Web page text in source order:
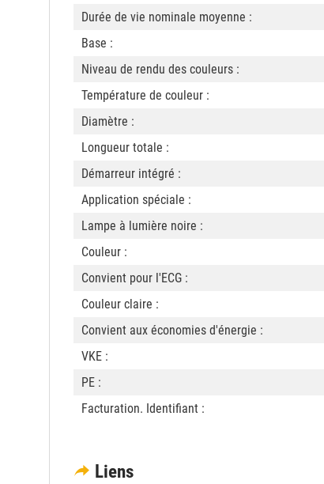
Durée de vie nominale moyenne :
Base :
Niveau de rendu des couleurs :
Température de couleur :
Diamètre :
Longueur totale :
Démarreur intégré :
Application spéciale :
Lampe à lumière noire :
Couleur :
Convient pour l'ECG :
Couleur claire :
Convient aux économies d'énergie :
VKE :
PE :
Facturation. Identifiant :
Liens